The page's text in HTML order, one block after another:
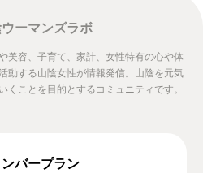
ーマンズラボ
美容、子育て、家計、女性特有の心や体
動する山陰女性が情報発信。山陰を元気
くことを目的とするコミュニティです。
バープラン